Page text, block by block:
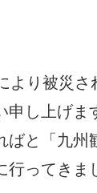
より被災さ
し上げま
ばと「九州
ってきま